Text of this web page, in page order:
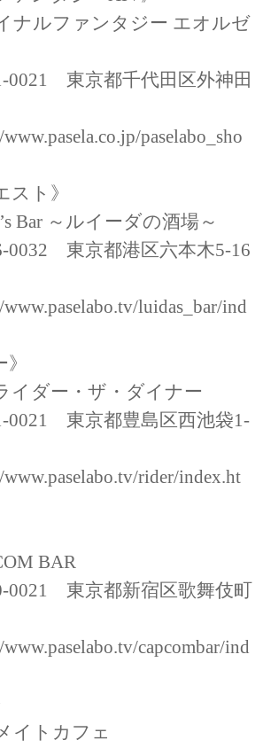
ルファンタジー エオルゼ
0021 東京都千代田区外神田
paselabo_sho
スト》
Bar ～ルイーダの酒場～
0032 東京都港区六本木5-16
luidas_bar/ind
ダー・ザ・ダイナー
0021 東京都豊島区西池袋1-
rider/index.ht
BAR
0021 東京都新宿区歌舞伎町
capcombar/ind
イトカフェ